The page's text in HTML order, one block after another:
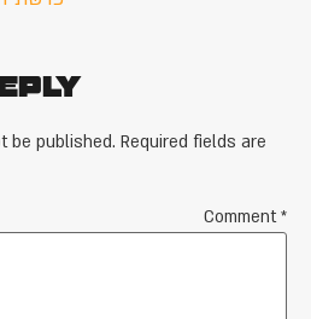
be published. Required fields are
Comment*